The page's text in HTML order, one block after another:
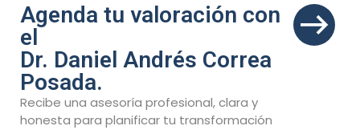
Agenda tu valoración con
el
Dr. Daniel Andrés Correa
Posada.
Recibe una asesoría profesional, clara y
honesta para planificar tu transformación